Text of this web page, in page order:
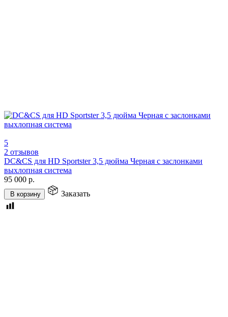
5
2 отзывов
DC&CS для HD Sportster 3,5 дюйма Черная с заслонками
выхлопная система
95 000 р.
В корзину Заказать